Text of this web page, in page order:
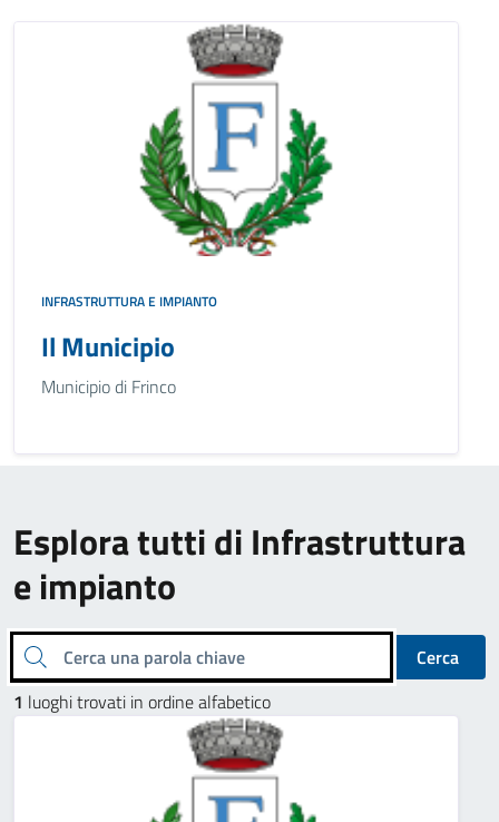
INFRASTRUTTURA E IMPIANTO
Il Municipio
Municipio di Frinco
Esplora tutti di Infrastruttura
e impianto
Cerca una parola chiave
Cerca
1 luoghi trovati in ordine alfabetico